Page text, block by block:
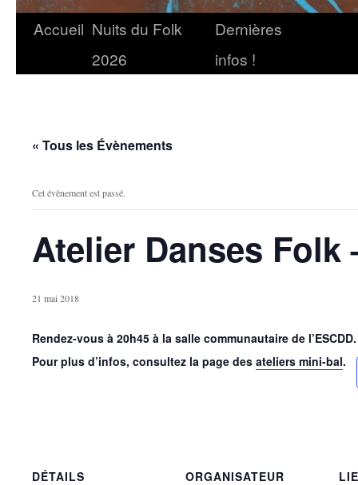
Accueil Nuits du Folk
2026
Dernières
infos !
« Tous les Évènements
Cet évènement est passé.
Atelier Danses Folk
21 mai 2018
Rendez-vous à 20h45 à la salle communautaire de l’ESCDD.
Pour plus d’infos, consultez la page des ateliers mini-bal.
DÉTAILS
ORGANISATEUR